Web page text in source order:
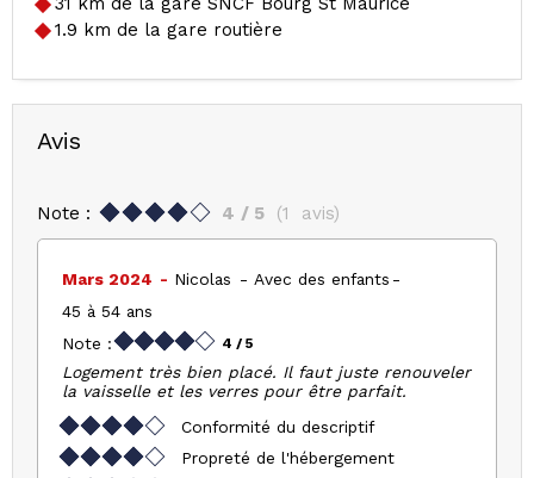
1.9 km de la gare routière
Avis
Note : 4 / 5 (1 avis)
Mars 2024 Nicolas
Avec des enfants
45 à 54 ans
Note :
4 / 5
Logement très bien placé. Il faut juste renouveler
la vaisselle et les verres pour être parfait.
Conformité du descriptif
Propreté de l'hébergement